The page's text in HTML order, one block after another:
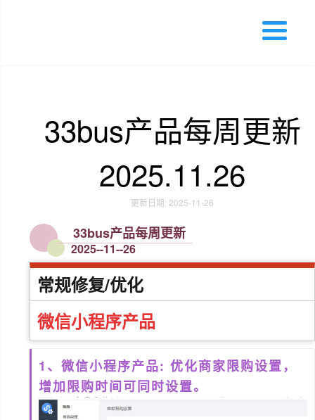
33bus产品每周更新
2025.11.26
更新日期: 2025-11-26
33bus产品每周更新
2025--11--26
常规修复/优化
微信小程序产品
1、微信小程序产品: 优化商家限购设置，
增加限购时间可同时设置。